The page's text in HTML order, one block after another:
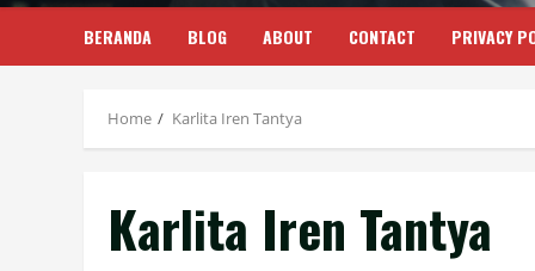
BERANDA BLOG ABOUT CONTACT PRIVACY
Home Karlita Iren Tantya
Karlita Iren Tantya